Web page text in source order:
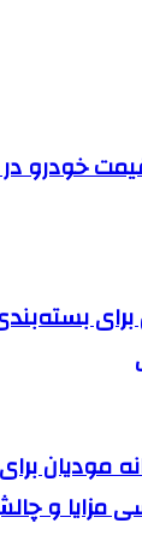
خودرو در
برای
مودیان
مزایا و